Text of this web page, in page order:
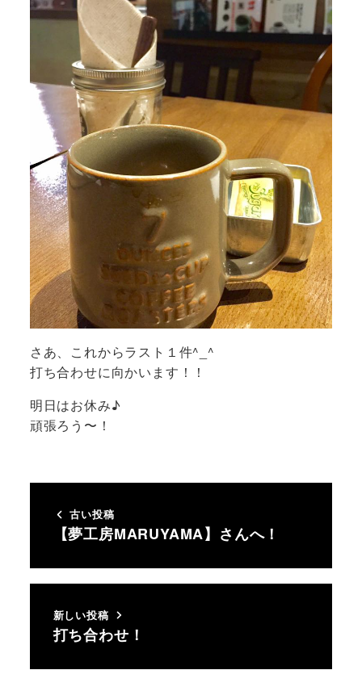
さあ、これからラスト１件^_^
打ち合わせに向かいます！！
明日はお休み♪
頑張ろう〜！
古い投稿
【夢工房MARUYAMA】さんへ！
新しい投稿
打ち合わせ！